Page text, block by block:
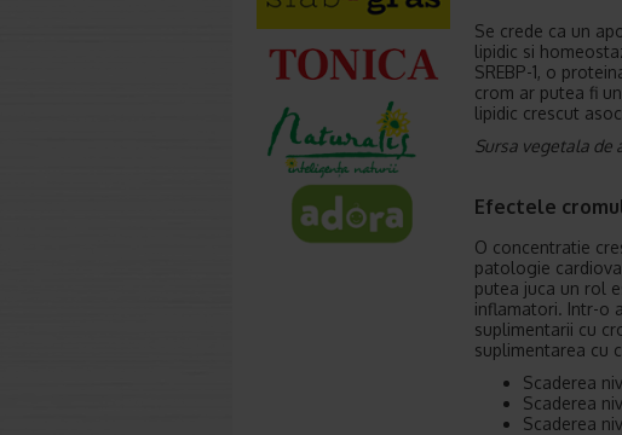
Se crede ca un
lipidic si
SREBP-1, o
crom ar putea fi
lipidic crescut
Sursa vegetala de
Efectele
O concentratie
patologie
putea juca un rol
inflamatori. Intr-o
suplimentarii cu
suplimentarea cu
Scaderea
Scaderea
Scaderea